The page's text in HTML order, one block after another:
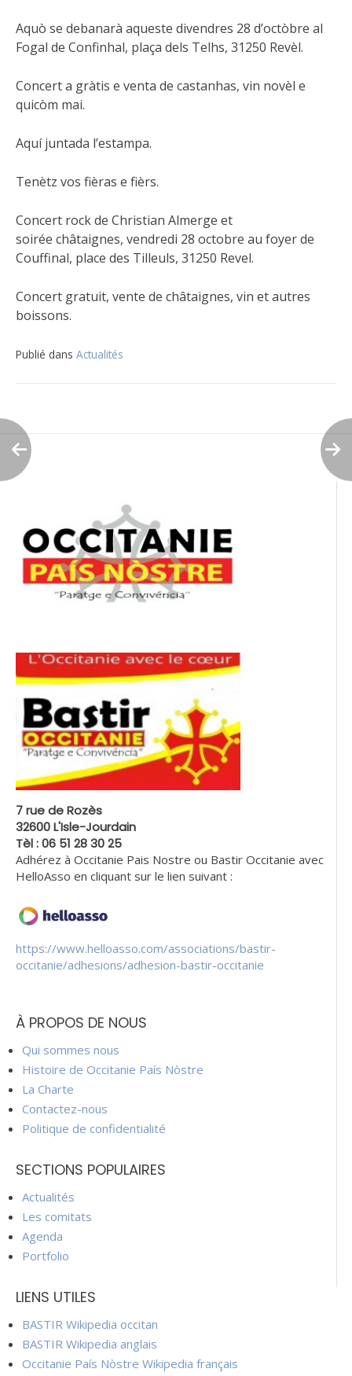
Aquò se debanarà aqueste divendres 28 d’octòbre al
Fogal de Confinhal, plaça dels Telhs, 31250 Revèl.
Concert a gràtis e venta de castanhas, vin novèl e
quicòm mai.
Aquí juntada l’estampa.
Tenètz vos fièras e fièrs.
Concert rock de Christian Almerge et
soirée châtaignes, vendredi 28 octobre au foyer de
Couffinal, place des Tilleuls, 31250 Revel.
Concert gratuit, vente de châtaignes, vin et autres
boissons.
Publié dans Actualités
de
l’article
7 rue de Rozès
32600 L'Isle-Jourdain
Tèl : 06 51 28 30 25
Adhérez à Occitanie Pais Nostre ou Bastir Occitanie avec
HelloAsso en cliquant sur le lien suivant :
https://www.helloasso.com/associations/bastir-
occitanie/adhesions/adhesion-bastir-occitanie
À PROPOS DE NOUS
Qui sommes nous
Histoire de Occitanie País Nòstre
La Charte
Contactez-nous
Politique de confidentialité
SECTIONS POPULAIRES
Actualités
Les comitats
Agenda
Portfolio
LIENS UTILES
BASTIR Wikipedia occitan
BASTIR Wikipedia anglais
Occitanie País Nòstre Wikipedia français